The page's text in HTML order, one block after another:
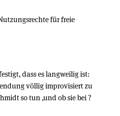
für freie
dass es langweilig ist:
völlig improvisiert zu
so tun ,und ob sie bei ?